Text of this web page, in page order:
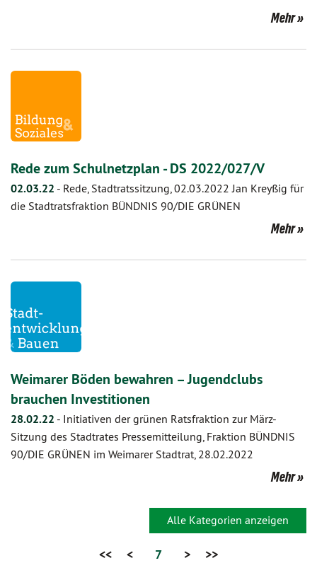
Mehr
Rede zum Schulnetzplan - DS 2022/027/V
02.03.22 - Rede, Stadtratssitzung, 02.03.2022 Jan Kreyßig für
die Stadtratsfraktion BÜNDNIS 90/DIE GRÜNEN
Mehr
Weimarer Böden bewahren – Jugendclubs
brauchen Investitionen
28.02.22 - Initiativen der grünen Ratsfraktion zur März-
Sitzung des Stadtrates Pressemitteilung, Fraktion BÜNDNIS
90/DIE GRÜNEN im Weimarer Stadtrat, 28.02.2022
Mehr
Alle Kategorien anzeigen
<< < 7 > >>